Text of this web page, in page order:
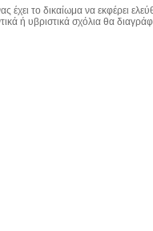
το δικαίωμα να εκφέρει
ή υβριστικά σχόλια θα